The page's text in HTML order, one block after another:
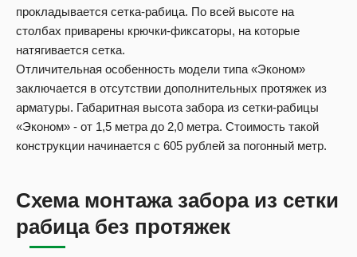
прокладывается сетка-рабица. По всей высоте на
столбах приварены крючки-фиксаторы, на которые
натягивается сетка.
Отличительная особенность модели типа «Эконом»
заключается в отсутствии дополнительных протяжек из
арматуры. Габаритная высота забора из сетки-рабицы
«Эконом» - от 1,5 метра до 2,0 метра. Стоимость такой
конструкции начинается с 605 рублей за погонный метр.
Схема монтажа забора из сетки
рабица без протяжек